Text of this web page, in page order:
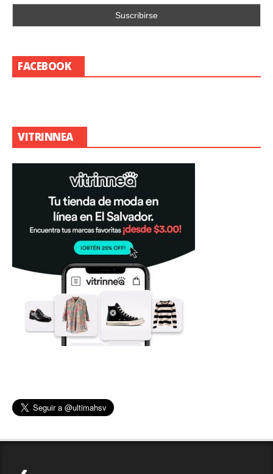
FACEBOOK
VITRINNEA